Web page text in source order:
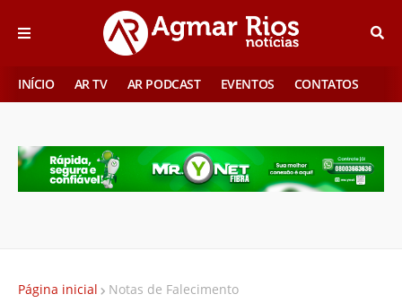
INÍCIO AR TV AR PODCAST EVENTOS CONTATOS
Página inicial Notas de Falecimento